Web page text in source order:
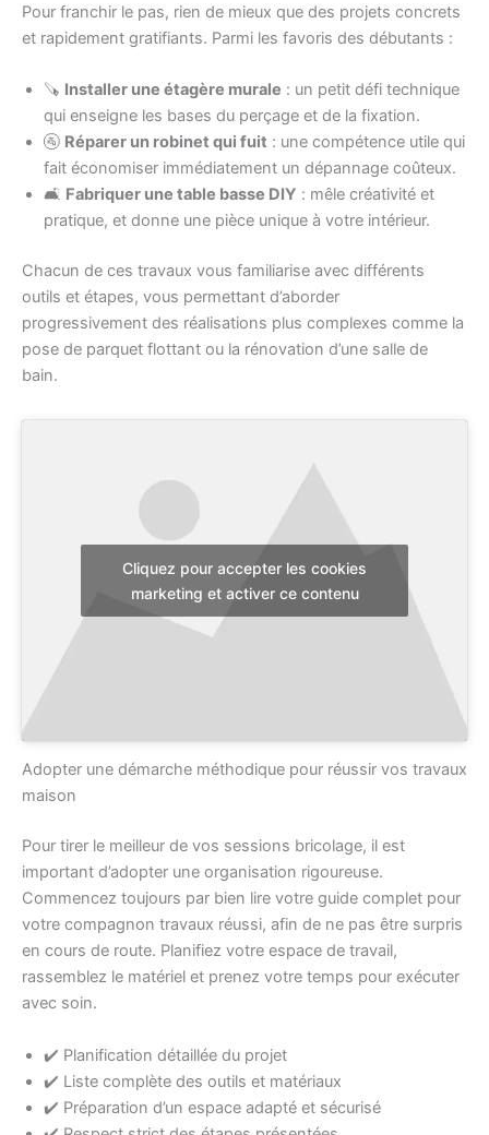
Pour franchir le pas, rien de mieux que des projets concrets
et rapidement gratifiants. Parmi les favoris des débutants :
🪚 Installer une étagère murale : un petit défi technique
qui enseigne les bases du perçage et de la fixation.
🚰 Réparer un robinet qui fuit : une compétence utile qui
fait économiser immédiatement un dépannage coûteux.
🛋️ Fabriquer une table basse DIY : mêle créativité et
pratique, et donne une pièce unique à votre intérieur.
Chacun de ces travaux vous familiarise avec différents
outils et étapes, vous permettant d’aborder
progressivement des réalisations plus complexes comme la
pose de parquet flottant ou la rénovation d’une salle de
bain.
Cliquez pour accepter les cookies
marketing et activer ce contenu
Adopter une démarche méthodique pour réussir vos travaux
maison
Pour tirer le meilleur de vos sessions bricolage, il est
important d’adopter une organisation rigoureuse.
Commencez toujours par bien lire votre guide complet pour
votre compagnon travaux réussi, afin de ne pas être surpris
en cours de route. Planifiez votre espace de travail,
rassemblez le matériel et prenez votre temps pour exécuter
avec soin.
✔️ Planification détaillée du projet
✔️ Liste complète des outils et matériaux
✔️ Préparation d’un espace adapté et sécurisé